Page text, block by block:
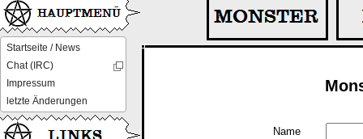
Startseite / News
Chat (IRC)
Impressum
letzte Änderungen
Name